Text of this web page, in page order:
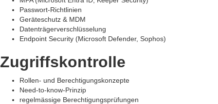
Passwort-Richtlinien
Geräteschutz & MDM
Datenträgerverschlüsselung
Endpoint Security (Microsoft Defender, Sophos)
Zugriffskontrolle
Rollen- und Berechtigungskonzepte
Need-to-know-Prinzip
regelmässige Berechtigungsprüfungen